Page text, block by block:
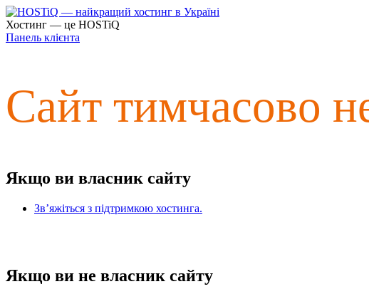
Хостинг — це HOSTiQ
Панель клієнта
Сайт тимчасово
Якщо ви власник сайту
Зв’яжіться з підтримкою хостинга.
Якщо ви не власник сайту